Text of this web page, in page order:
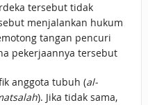
tersebut tidak
menjalankan hukum
tangan pencuri
pekerjaannya tersebut
anggota tubuh (al-
). Jika tidak sama,